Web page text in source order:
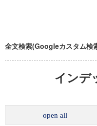
全文検索(Googleカスタム検
インデ
open all